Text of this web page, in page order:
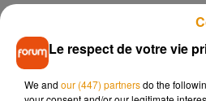
Ces neuf
humeurs et les états d’esprit des
également sa propre vocalisation
miaulements qui vont au-delà de
Le respect de votre vie
We and our (447) partnersdo the